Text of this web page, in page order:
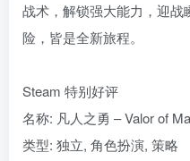
战术，解锁强大能力，迎战
险，皆是全新旅程。
Steam 特别好评
名称: 凡人之勇 – Valor of
类型: 独立, 角色扮演, 策略